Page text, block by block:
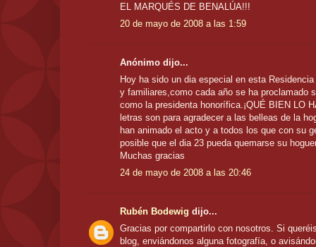
EL MARQUÉS DE BENALÚA!!!
20 de mayo de 2008 a las 1:59
Anónimo dijo...
Hoy ha sido un dia especial en esta
y familiares,como cada año se ha proclamado
como la presidenta honorífica.¡QUÉ BIEN LO
letras son para agradecer a las belleas de la
han animado el acto y a todos los que con su
posible que el dia 23 pueda quemarse su
Muchas gracias
24 de mayo de 2008 a las 20:46
Rubén Bodewig dijo...
Gracias por compartirlo con nosotros. Si
blog, enviándonos alguna fotografía, o